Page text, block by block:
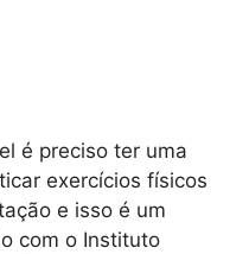
é preciso ter uma
exercícios físicos
e isso é um
com o Instituto